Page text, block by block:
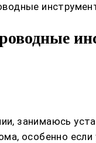
занимаюсь
особенно